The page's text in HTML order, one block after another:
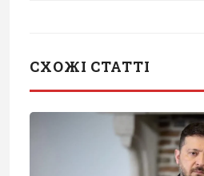
СХОЖІ СТАТТІ